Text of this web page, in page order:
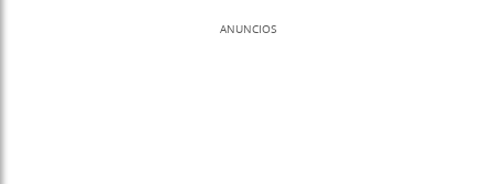
ANUNCIOS